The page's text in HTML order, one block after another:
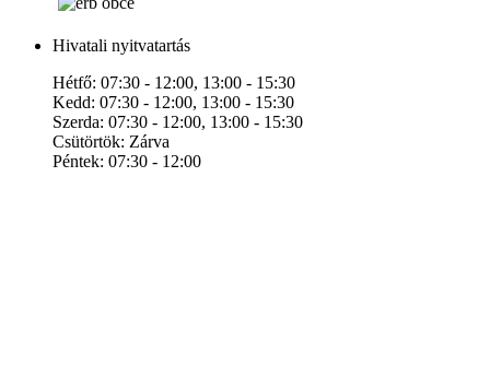
Hivatali nyitvatartás
Hétfő: 07:30 - 12:00, 13:00 - 15:30
Kedd: 07:30 - 12:00, 13:00 - 15:30
Szerda: 07:30 - 12:00, 13:00 - 15:30
Csütörtök: Zárva
Péntek: 07:30 - 12:00